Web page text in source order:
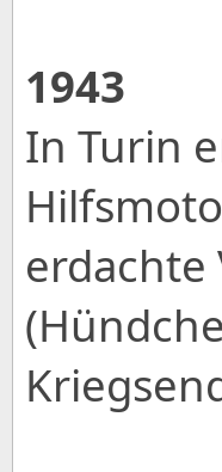
1943
In Turin